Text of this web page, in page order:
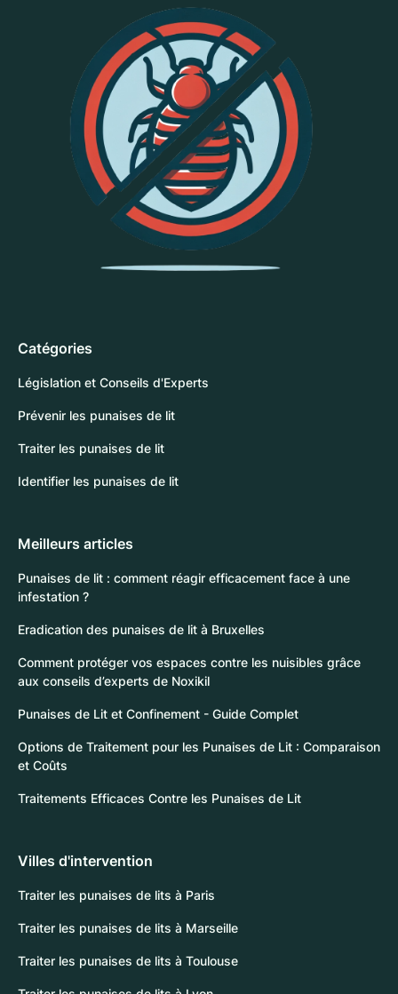
Catégories
Législation et Conseils d'Experts
Prévenir les punaises de lit
Traiter les punaises de lit
Identifier les punaises de lit
Meilleurs articles
Punaises de lit : comment réagir efficacement face à une
infestation ?
Eradication des punaises de lit à Bruxelles
Comment protéger vos espaces contre les nuisibles grâce
aux conseils d’experts de Noxikil
Punaises de Lit et Confinement - Guide Complet
Options de Traitement pour les Punaises de Lit : Comparaison
et Coûts
Traitements Efficaces Contre les Punaises de Lit
Villes d'intervention
Traiter les punaises de lits à Paris
Traiter les punaises de lits à Marseille
Traiter les punaises de lits à Toulouse